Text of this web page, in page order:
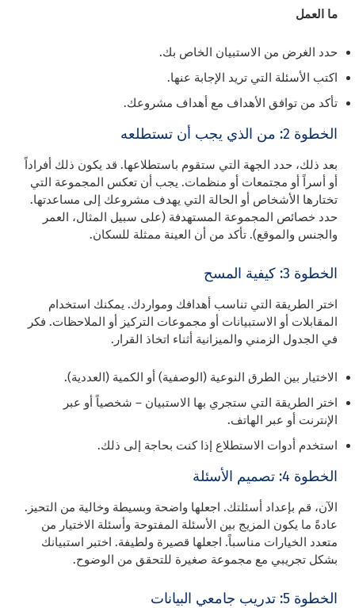
ما العمل
حدد الغرض من الاستبيان الخاص بك.
اكتب الأسئلة التي تريد الإجابة عنها.
تأكد من توافق الأهداف مع أهداف مشروعك.
الخطوة 2: من الذي يجب أن تستطلعه
بعد ذلك، حدد الجهة التي ستقوم باستطلاعها. قد يكون ذلك أفراداً
أو أسراً أو مجتمعات أو منظمات. يجب أن تعكس المجموعة التي
تختارها الأشخاص أو الحالة التي يهدف مشروعك إلى مساعدتها.
حدد خصائص المجموعة المستهدفة (على سبيل المثال، العمر
والجنس والموقع). تأكد من أن العينة ممثلة للسكان.
الخطوة 3: كيفية المسح
اختر الطريقة التي تناسب أهدافك ومواردك. يمكنك استخدام
المقابلات أو الاستبيانات أو مجموعات التركيز أو الملاحظات. فكر
في الجدول الزمني والميزانية أثناء اتخاذ القرار.
الاختيار بين الطرق النوعية (الوصفية) أو الكمية (العددية).
اختر الطريقة التي ستجري بها الاستبيان – شخصياً أو عبر
الإنترنت أو عبر الهاتف.
استخدم أدوات الاستطلاع إذا كنت بحاجة إلى ذلك.
الخطوة 4: تصميم الأسئلة
الآن، قم بإعداد أسئلتك. اجعلها واضحة وبسيطة وخالية من التحيز.
عادةً ما يكون المزيج بين الأسئلة المفتوحة وأسئلة الاختيار من
متعدد الخيارات مناسباً. اجعلها قصيرة ولطيفة. اختبر استبيانك
بشكل تجريبي مع مجموعة صغيرة للتحقق من الوضوح.
الخطوة 5: تدريب جامعي البيانات